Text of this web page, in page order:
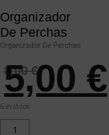
Organizador
De Perchas
Organizador De Perchas
8,00€
5,00 €
6 in stock